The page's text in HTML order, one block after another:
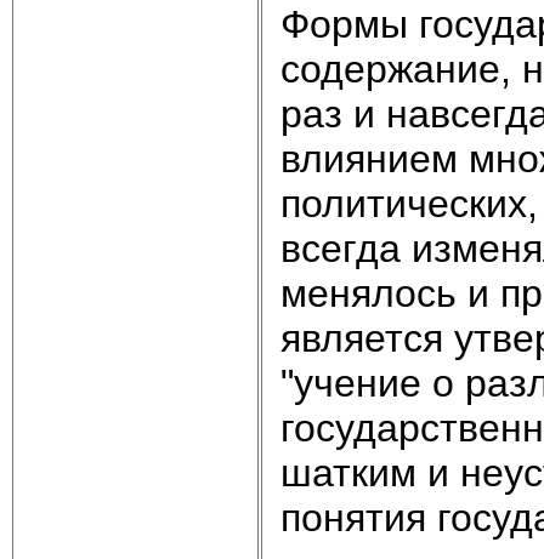
Формы
содержание,
раз и
влиянием
всегда
менялось и
является
"учение о
шатким и
понятия